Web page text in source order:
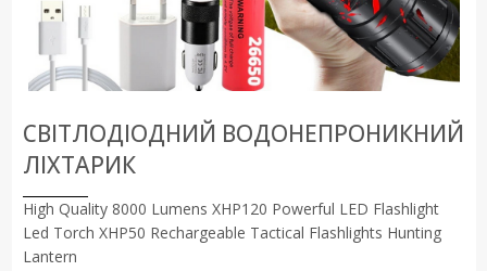
СВІТЛОДІОДНИЙ ВОДОНЕПРОНИКНИЙ
ЛІХТАРИК
High Quality 8000 Lumens XHP120 Powerful LED Flashlight
Led Torch XHP50 Rechargeable Tactical Flashlights Hunting
Lantern